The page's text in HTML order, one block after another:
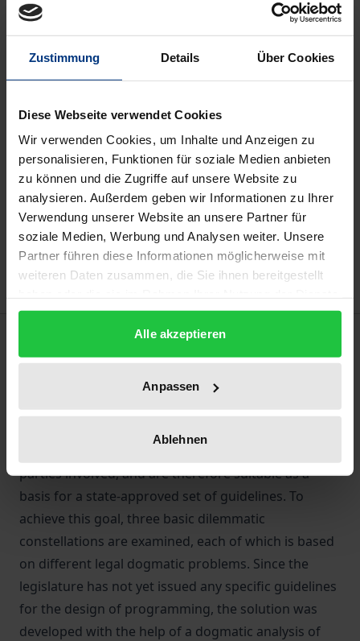
Zustimmung Details Über Cookies
Diese Webseite verwendet Cookies
Wir verwenden Cookies, um Inhalte und Anzeigen zu
personalisieren, Funktionen für soziale Medien anbieten
zu können und die Zugriffe auf unsere Website zu
analysieren. Außerdem geben wir Informationen zu Ihrer
Verwendung unserer Website an unsere Partner für
soziale Medien, Werbung und Analysen weiter. Unsere
Partner führen diese Informationen möglicherweise mit
weiteren Daten zusammen, die Sie ihnen bereitgestellt
gesammelt haben.
Alle akzeptieren
Anpassen
Ablehnen
Strafrechtsdogmatische Auflösung dilemmatischer
eBook
€84.00
ISBN 978-3-7489-3591-9
Prices include VAT. Depending on the delivery address, VAT
may vary at checkout.
Add to Cart
Add to Wish List
Delivery cost notice
In this thesis, decision rules for the programming of
autonomous vehicles in dilemmatic situations are
parties involved, and are therefore suitable as a
basis for a state-approved set of guidelines. To
achieve this goal, three basic dilemmatic
constellations are examined, each of which is based
on different legal dogmatic problems. Since the
legislature has not yet issued any specific guidelines
for the design of programming, the solution was
developed with the help of a dogmatic analysis of